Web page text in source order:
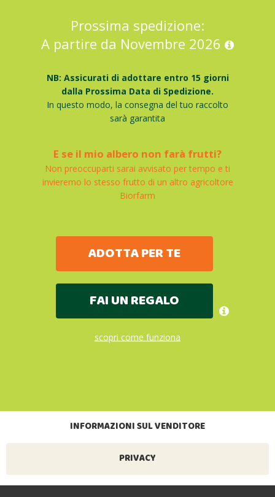
Prossima spedizione:
A partire da Novembre 2026
NB: Assicurati di adottare entro 15 giorni
dalla Prossima Data di Spedizione.
In questo modo, la consegna del tuo raccolto
sarà garantita
E se il mio albero non farà frutti?
Non preoccuparti sarai avvisato per tempo e ti
invieremo lo stesso frutto di un altro agricoltore
Biorfarm
ADOTTA PER TE
FAI UN REGALO
scopri come funziona
INFORMAZIONI SUL VENDITORE
PRIVACY